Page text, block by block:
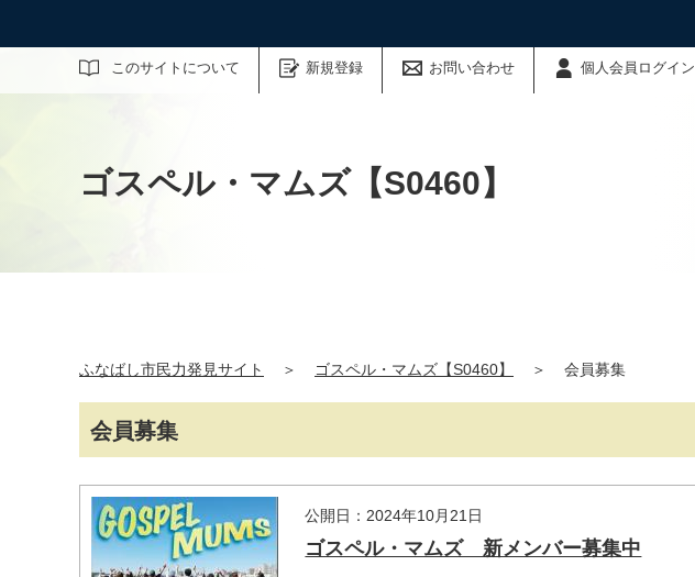
このサイトについて 新規登録 お問い合わせ 個人会員ログイン
サイト内検索
ゴスペル・マムズ【S0460】
ふなばし市民力発見サイト ＞ ゴスペル・マムズ【S0460】 ＞ 会員募集
会員募集
公開日：2024年10月21日
ゴスペル・マムズ 新メンバー募集中